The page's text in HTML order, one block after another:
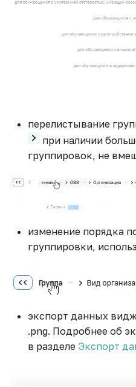
перелистывание
при наличии
группировок, не
изменение порядка
группировки,
экспорт данных
.png. Подробнее об
в разделе Экспорт